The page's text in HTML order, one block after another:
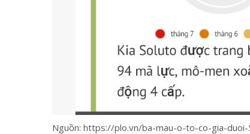
Nguồn: https://plo.vn/ba-mau-o-to-co-gia-